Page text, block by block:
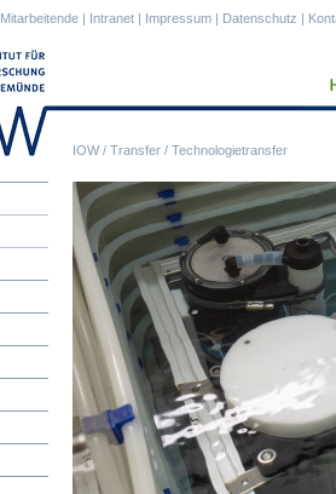
IOW/ Transfer / Technologietransfer
Mitarbeitende | Intranet | Impressum | Datenschutz |